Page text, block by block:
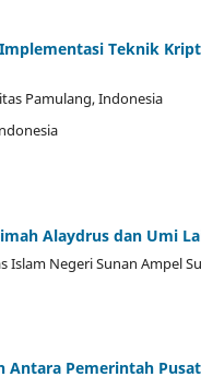
Teknik
Pamulang, Indonesia
Alaydrus dan Umi
Islam Negeri Sunan Ampel
Pemerintah